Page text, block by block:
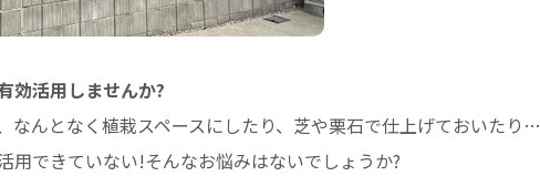
効活用しませんか?
なんとなく植栽スペースにしたり、芝や栗石で仕上げておいたり…
用できていない!そんなお悩みはないでしょうか?